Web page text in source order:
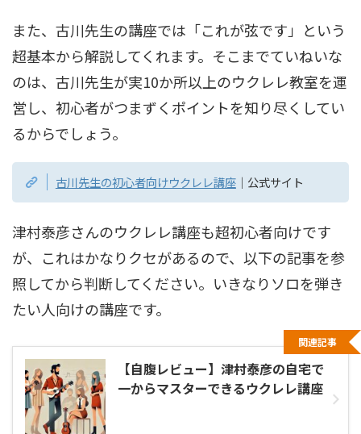
また、古川先生の講座では「これが弦です」という
超基本から解説してくれます。そこまでていねいな
のは、古川先生が実10か所以上のウクレレ教室を運
営し、初心者がつまずくポイントを知り尽くしてい
るからでしょう。
古川先生の初心者向けウクレレ講座｜公式サイト
津村泰彦さんのウクレレ講座も超初心者向けです
が、これはかなりクセがあるので、以下の記事を参
照してから判断してください。いきなりソロを弾き
たい人向けの講座です。
【自腹レビュー】津村泰彦の自宅で
一からマスターできるウクレレ講座
関連記事